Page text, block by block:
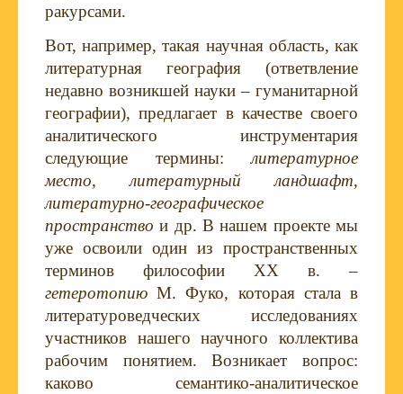
ракурсами.
Вот, например, такая научная область, как
литературная география (ответвление
недавно возникшей науки – гуманитарной
географии), предлагает в качестве своего
аналитического инструментария
следующие термины:литературное
место, литературный ландшафт,
литературно-географическое
пространство и др. В нашем проекте мы
уже освоили один из пространственных
терминов философии XX в. –
гетеротопию М. Фуко, которая стала в
литературоведческих исследованиях
участников нашего научного коллектива
рабочим понятием. Возникает вопрос:
каково семантико-аналитическое